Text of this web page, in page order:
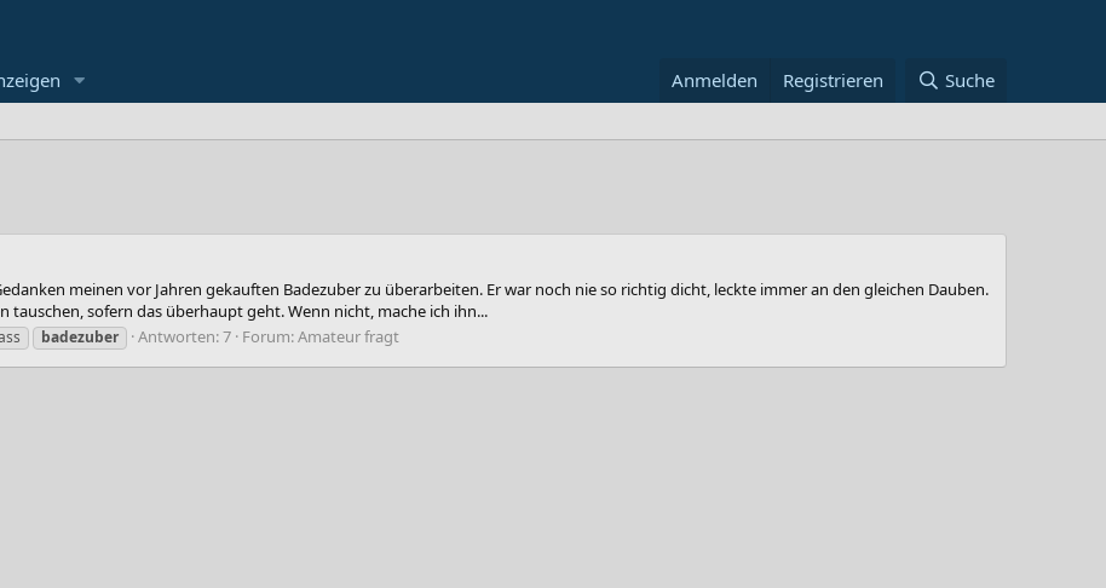
Anmelden Registrieren Suche
meinen vor Jahren gekauften Badezuber zu überarbeiten. Er war noch nie so richtig dicht, leckte immer an den gleichen Dauben.
tauschen, sofern das überhaupt geht. Wenn nicht, mache ich ihn...
badezuber Antworten: 7 Forum:Amateur fragt